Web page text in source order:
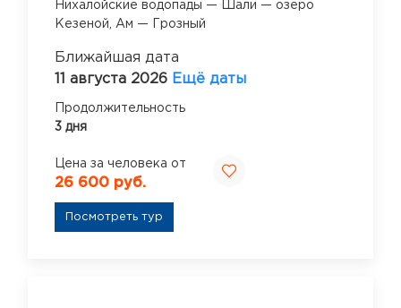
Нихалойские водопады — Шали — озеро
Кезеной, Ам — Грозный
Ближайшая дата
11 августа 2026 Ещё даты
Продолжительность
3 дня
Цена за человека от
26 600 руб.
Посмотреть тур